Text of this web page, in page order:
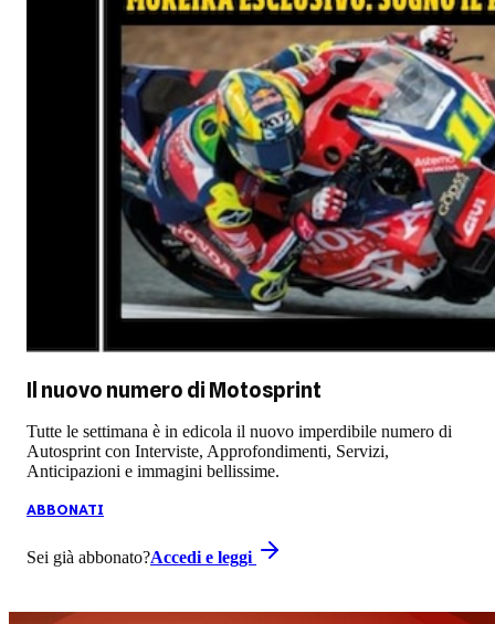
Il nuovo numero di Motosprint
Tutte le settimana è in edicola il nuovo imperdibile numero di
Autosprint con Interviste, Approfondimenti, Servizi,
Anticipazioni e immagini bellissime.
ABBONATI
Sei già abbonato?Accedi e leggi